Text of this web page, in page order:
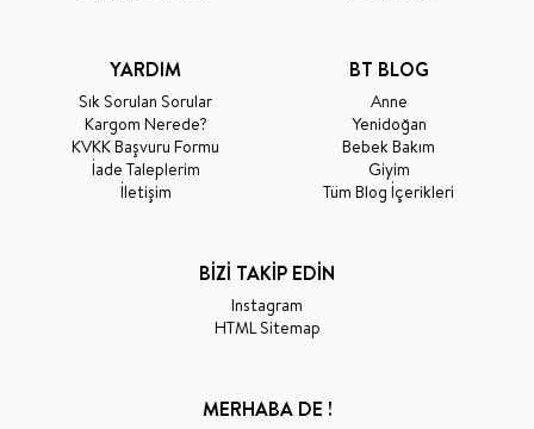
YARDIM
Sık Sorulan Sorular
Kargom Nerede?
KVKK Başvuru Formu
İade Taleplerim
İletişim
BT BLOG
Anne
Yenidoğan
Bebek Bakım
Giyim
Tüm Blog İçerikleri
BİZİ TAKİP EDİN
Instagram
HTML Sitemap
MERHABA DE !